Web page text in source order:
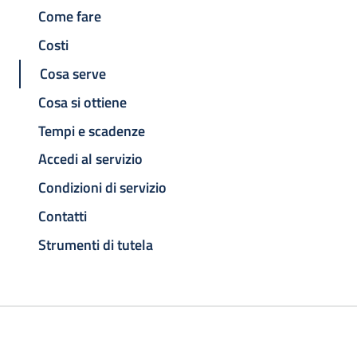
Come fare
Costi
Cosa serve
Cosa si ottiene
Tempi e scadenze
Accedi al servizio
Condizioni di servizio
Contatti
Strumenti di tutela